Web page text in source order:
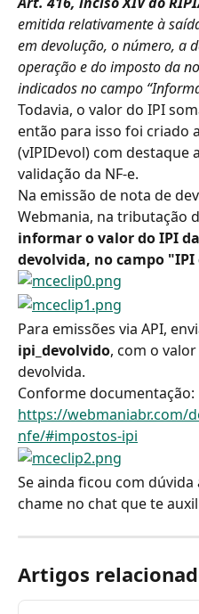
emitida relativamente à
em devolução, o número, a
operação e do imposto da
indicados no campo
Todavia, o valor do IPI
então para isso foi criado
(vIPIDevol) com destaque
validação da NF-e.
Na emissão de nota de
Webmania, na tributação
informar o valor do IPI
devolvida, no campo
Para emissões via API,
ipi_devolvido, com o
devolvida.
Conforme documentação:
https://webmaniabr.com/
nfe/#impostos-ipi
Se ainda ficou com
chame no chat que te
Artigos